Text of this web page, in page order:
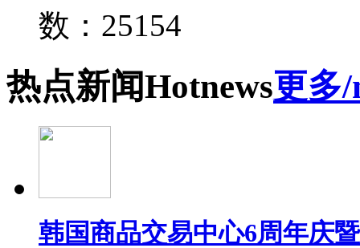
数：25154
热点新闻Hotnews更多
韩国商品交易中心6周年庆